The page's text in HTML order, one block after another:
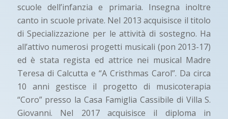
scuole dell’infanzia e primaria. Insegna inoltre
canto in scuole private. Nel 2013 acquisisce il titolo
di Specializzazione per le attività di sostegno. Ha
all’attivo numerosi progetti musicali (pon 2013-17)
ed è stata regista ed attrice nei musical Madre
Teresa di Calcutta e “A Cristhmas Carol”. Da circa
10 anni gestisce il progetto di musicoterapia
“Coro” presso la Casa Famiglia Cassibile di Villa S.
Giovanni. Nel 2017 acquisisce il diploma in